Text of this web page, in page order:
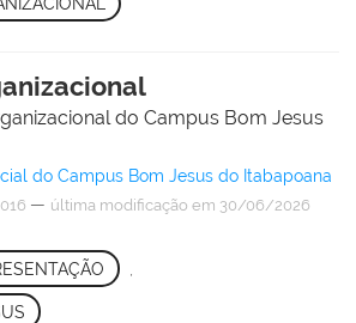
do Campus Bom Jesus
do Campus Bom Jesus do Itabapoana
— última modificação em 30/06/2026